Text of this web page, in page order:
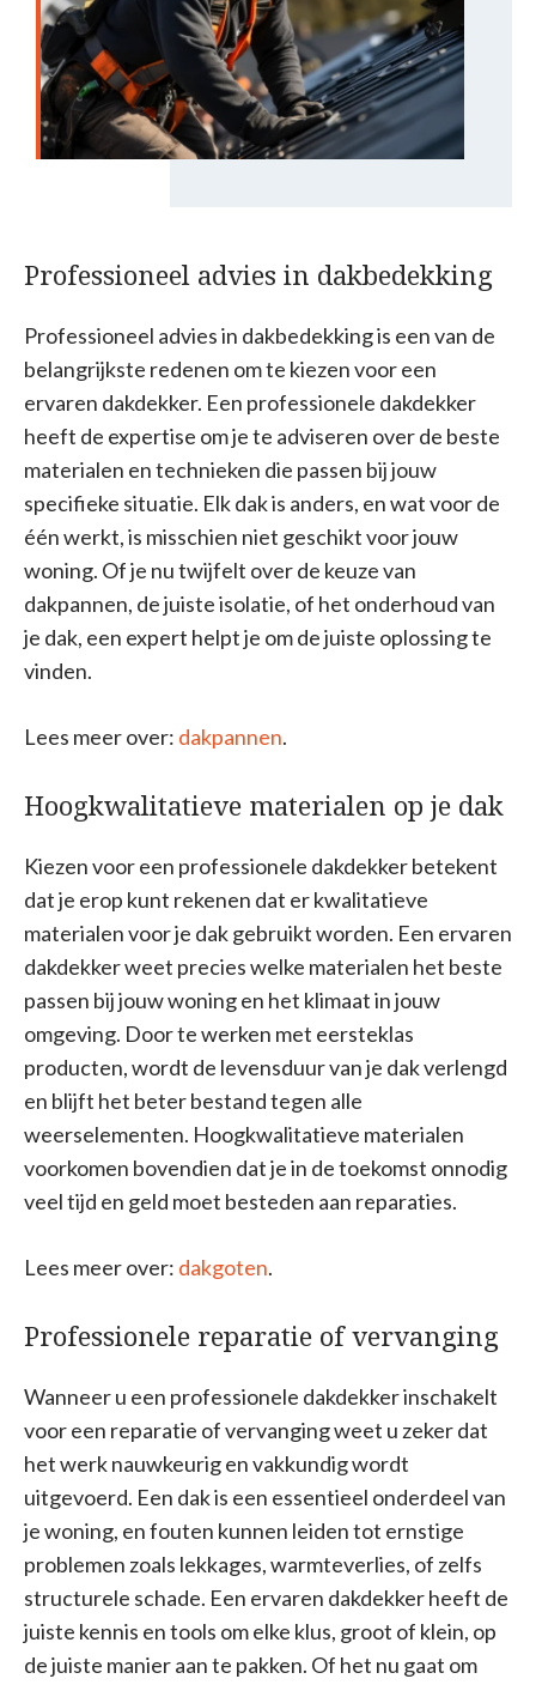
Professioneel advies in dakbedekking
Professioneel advies in dakbedekking is een van de
belangrijkste redenen om te kiezen voor een
ervaren dakdekker. Een professionele dakdekker
heeft de expertise om je te adviseren over de beste
materialen en technieken die passen bij jouw
specifieke situatie. Elk dak is anders, en wat voor de
één werkt, is misschien niet geschikt voor jouw
woning. Of je nu twijfelt over de keuze van
dakpannen, de juiste isolatie, of het onderhoud van
je dak, een expert helpt je om de juiste oplossing te
vinden.
Lees meer over: dakpannen.
Hoogkwalitatieve materialen op je dak
Kiezen voor een professionele dakdekker betekent
dat je erop kunt rekenen dat er kwalitatieve
materialen voor je dak gebruikt worden. Een ervaren
dakdekker weet precies welke materialen het beste
passen bij jouw woning en het klimaat in jouw
omgeving. Door te werken met eersteklas
producten, wordt de levensduur van je dak verlengd
en blijft het beter bestand tegen alle
weerselementen. Hoogkwalitatieve materialen
voorkomen bovendien dat je in de toekomst onnodig
veel tijd en geld moet besteden aan reparaties.
Lees meer over: dakgoten.
Professionele reparatie of vervanging
Wanneer u een professionele dakdekker inschakelt
voor een reparatie of vervanging weet u zeker dat
het werk nauwkeurig en vakkundig wordt
uitgevoerd. Een dak is een essentieel onderdeel van
je woning, en fouten kunnen leiden tot ernstige
problemen zoals lekkages, warmteverlies, of zelfs
structurele schade. Een ervaren dakdekker heeft de
juiste kennis en tools om elke klus, groot of klein, op
de juiste manier aan te pakken. Of het nu gaat om